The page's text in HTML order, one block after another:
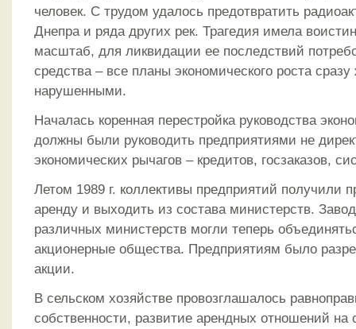
человек. С трудом удалось предотвратить
Днепра и ряда других рек. Трагедия имела
масштаб, для ликвидации ее последствий
средства – все планы экономического роста сразу
нарушенными.
Началась коренная перестройка руководства
должны были руководить предприятиями не
экономических рычагов – кредитов, госзаказов,
Летом 1989 г. коллективы предприятий получили
аренду и выходить из состава министерств.
различных министерств могли теперь
акционерные общества. Предприятиям было
акции.
В сельском хозяйстве провозглашалось
собственности, развитие арендных отношений на